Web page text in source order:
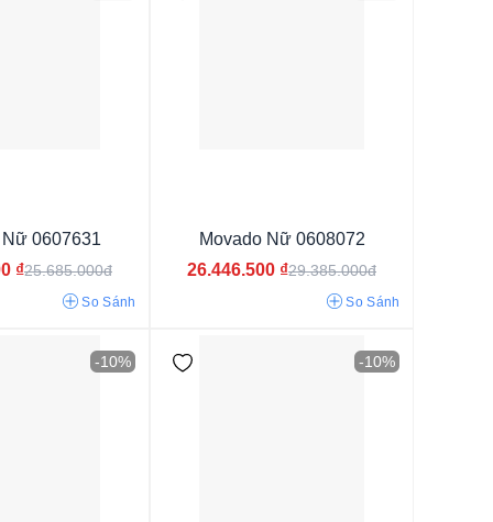
trắng
Nữ 0607631
₫25.685.000đ
So Sánh
Movado Nữ 0608072
26.446.500 ₫29.385.000đ
So Sánh
-10% -10%